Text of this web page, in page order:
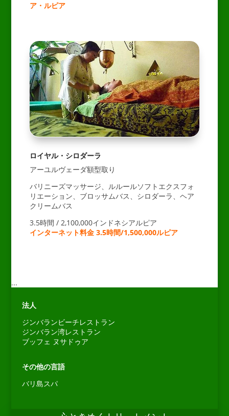
ア・ルピア
ロイヤル・シロダーラ
アーユルヴェーダ額型取り
バリニーズマッサージ、ルルールソフトエクスフォ
リエーション、ブロッサムバス、シロダーラ、ヘア
クリームバス
3.5時間 / 2,100,000インドネシアルピア
インターネット料金 3.5時間/1,500,000ルピア
...
法人
ジンバランビーチレストラン
ジンバラン湾レストラン
ブッフェ ヌサドゥア
その他の言語
バリ島スパ